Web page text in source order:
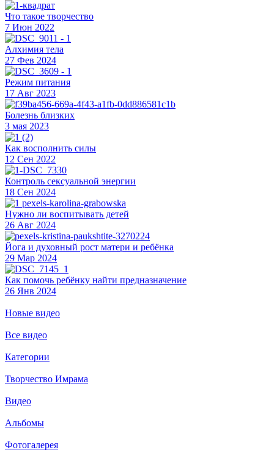
Что такое творчество
7 Июн 2022
Алхимия тела
27 Фев 2024
Режим питания
17 Авг 2023
Болезнь близких
3 мая 2023
Как восполнить силы
12 Сен 2022
Контроль сексуальной энергии
18 Сен 2024
Нужно ли воспитывать детей
26 Авг 2024
Йога и духовный рост матери и ребёнка
29 Мар 2024
Как помочь ребёнку найти предназначение
26 Янв 2024
Новые видео
Все видео
Категории
Творчество Имрама
Видео
Альбомы
Фотогалерея